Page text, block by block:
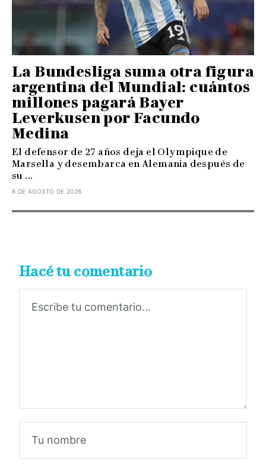
La Bundesliga suma otra figura
argentina del Mundial: cuántos
millones pagará Bayer
Leverkusen por Facundo
Medina
El defensor de 27 años deja el Olympique de
Marsella y desembarca en Alemania después de
su ...
6 DE AGOSTO DE 2026
Hacé tu comentario